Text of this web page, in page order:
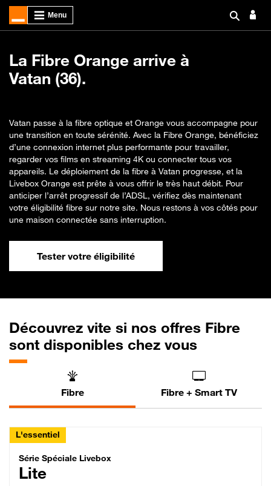
La Fibre Orange arrive à
Vatan (36).
Vatan passe à la fibre optique et Orange vous accompagne pour
une transition en toute sérénité. Avec la Fibre Orange, bénéficiez
d’une connexion internet plus performante pour travailler,
regarder vos films en streaming 4K ou connecter tous vos
appareils. Le déploiement de la fibre à Vatan progresse, et la
Livebox Orange est prête à vous offrir le très haut débit. Pour
anticiper l’arrêt progressif de l’ADSL, vérifiez dès maintenant
votre éligibilité fibre sur notre site. Nous restons à vos côtés pour
une maison connectée sans interruption.
Tester votre éligibilité
Découvrez vite si nos offres Fibre
sont disponibles chez vous
Fibre Fibre + Smart TV
L'essentiel
Série Spéciale Livebox Lite Fibre
Série Spéciale Livebox
Lite